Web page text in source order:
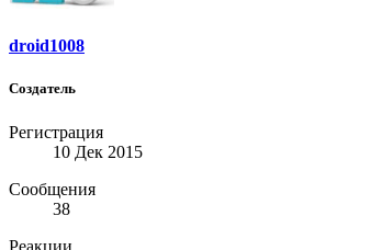
droid1008
Создатель
Регистрация
10 Дек 2015
Сообщения
38
Реакции